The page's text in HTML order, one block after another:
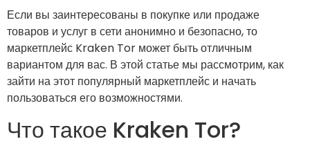
Если вы заинтересованы в покупке или продаже
товаров и услуг в сети анонимно и безопасно, то
маркетплейс Kraken Tor может быть отличным
вариантом для вас. В этой статье мы рассмотрим, как
зайти на этот популярный маркетплейс и начать
пользоваться его возможностями.
Что такое Kraken Tor?